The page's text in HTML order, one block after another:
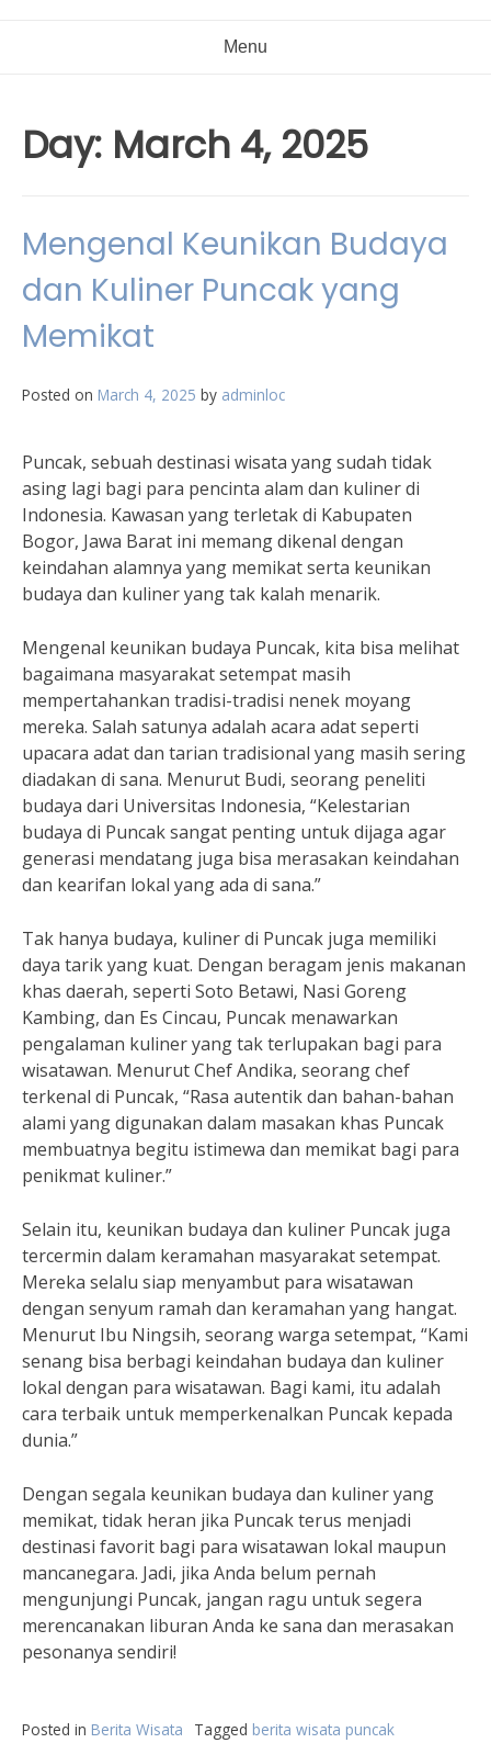
Menu
Day: March 4, 2025
Mengenal Keunikan Budaya
dan Kuliner Puncak yang
Memikat
Posted on March 4, 2025 by adminloc
Puncak, sebuah destinasi wisata yang sudah tidak
asing lagi bagi para pencinta alam dan kuliner di
Indonesia. Kawasan yang terletak di Kabupaten
Bogor, Jawa Barat ini memang dikenal dengan
keindahan alamnya yang memikat serta keunikan
budaya dan kuliner yang tak kalah menarik.
Mengenal keunikan budaya Puncak, kita bisa melihat
bagaimana masyarakat setempat masih
mempertahankan tradisi-tradisi nenek moyang
mereka. Salah satunya adalah acara adat seperti
upacara adat dan tarian tradisional yang masih sering
diadakan di sana. Menurut Budi, seorang peneliti
budaya dari Universitas Indonesia, “Kelestarian
budaya di Puncak sangat penting untuk dijaga agar
generasi mendatang juga bisa merasakan keindahan
dan kearifan lokal yang ada di sana.”
Tak hanya budaya, kuliner di Puncak juga memiliki
daya tarik yang kuat. Dengan beragam jenis makanan
khas daerah, seperti Soto Betawi, Nasi Goreng
Kambing, dan Es Cincau, Puncak menawarkan
pengalaman kuliner yang tak terlupakan bagi para
wisatawan. Menurut Chef Andika, seorang chef
terkenal di Puncak, “Rasa autentik dan bahan-bahan
alami yang digunakan dalam masakan khas Puncak
membuatnya begitu istimewa dan memikat bagi para
penikmat kuliner.”
Selain itu, keunikan budaya dan kuliner Puncak juga
tercermin dalam keramahan masyarakat setempat.
Mereka selalu siap menyambut para wisatawan
dengan senyum ramah dan keramahan yang hangat.
Menurut Ibu Ningsih, seorang warga setempat, “Kami
senang bisa berbagi keindahan budaya dan kuliner
lokal dengan para wisatawan. Bagi kami, itu adalah
cara terbaik untuk memperkenalkan Puncak kepada
dunia.”
Dengan segala keunikan budaya dan kuliner yang
memikat, tidak heran jika Puncak terus menjadi
destinasi favorit bagi para wisatawan lokal maupun
mancanegara. Jadi, jika Anda belum pernah
mengunjungi Puncak, jangan ragu untuk segera
merencanakan liburan Anda ke sana dan merasakan
pesonanya sendiri!
Posted in Berita Wisata Tagged berita wisata puncak